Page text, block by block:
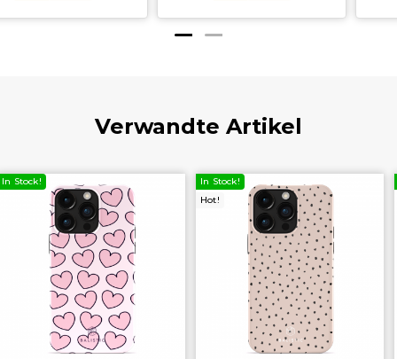
Verwandte Artikel
In Stock! In Stock!